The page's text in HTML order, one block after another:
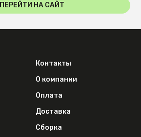
ПЕРЕЙТИ НА САЙТ
Контакты
О компании
Оплата
Доставка
Сборка